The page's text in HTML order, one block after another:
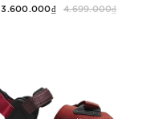
3.600.000₫ 4.699.000₫